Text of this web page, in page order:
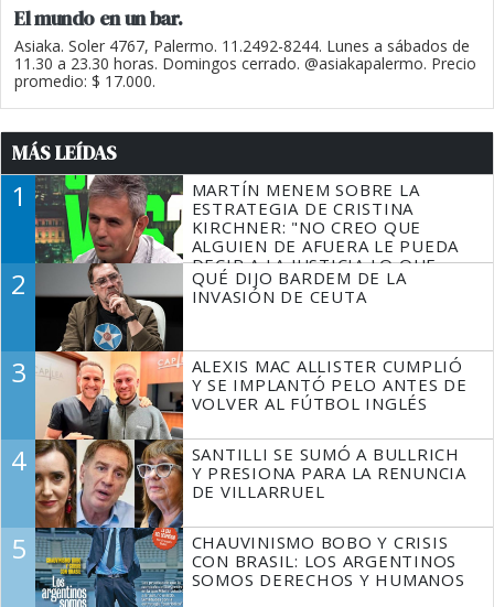
El mundo en un bar.
Asiaka. Soler 4767, Palermo. 11.2492-8244. Lunes a sábados de
11.30 a 23.30 horas. Domingos cerrado. @asiakapalermo. Precio
promedio: $ 17.000.
MÁS LEÍDAS
1
MARTÍN MENEM SOBRE LA
ESTRATEGIA DE CRISTINA
KIRCHNER: "NO CREO QUE
ALGUIEN DE AFUERA LE PUEDA
DECIR A LA JUSTICIA LO QUE
TIENE QUE HACER"
2
QUÉ DIJO BARDEM DE LA
INVASIÓN DE CEUTA
3
ALEXIS MAC ALLISTER CUMPLIÓ
Y SE IMPLANTÓ PELO ANTES DE
VOLVER AL FÚTBOL INGLÉS
4
SANTILLI SE SUMÓ A BULLRICH
Y PRESIONA PARA LA RENUNCIA
DE VILLARRUEL
5
CHAUVINISMO BOBO Y CRISIS
CON BRASIL: LOS ARGENTINOS
SOMOS DERECHOS Y HUMANOS